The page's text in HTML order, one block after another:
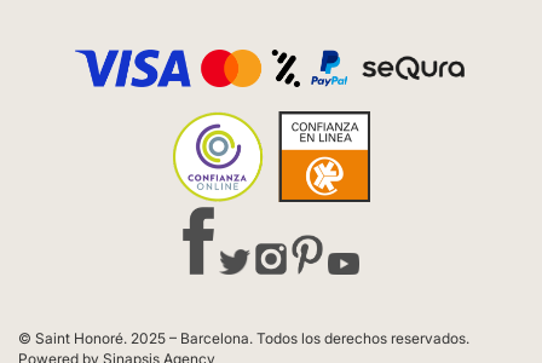
© Saint Honoré. 2025 – Barcelona. Todos los derechos reservados.
Powered by Sinapsis Agency